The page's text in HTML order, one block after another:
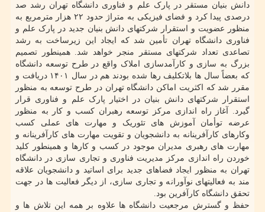
دانش بنیان مستقر در پارک علم و فناوری دانشگاه تهران رشد صد
درصدی پیدا کرد و فضای فیزیکی به متراژ حدود ۲۲ هزار مترمربع به
منظور عضویت و استقرار شرکتهای دانش بنیان جدید در پارک علم و
فناوری دانشگاه تهران تأمین شد که ایجاد این زیرساخت به رشد
تصاعدی تعداد شرکتهای مستقر منجر خواهد شد. همینطور تصمیم
بزرگ به سازی و کارآمدسازی املاک واقع در طرح توسعه دانشگاه
که بعضاً سال ها بلاتکلیف رها شده بودند هم در سال ۱۴۰۱ دریافت و
مقرر شد که اکثریت اماکن دانشگاه تهران در طرح توسعه به منظور
استقرار شرکتهای دانش بنیان در اختیار پارک علم و فناوری قرار
گیرد. آغاز راه اندازی مرکز توسعه رهبران کسب و کار به منظور
عرضه توأمان آموزش های تئوریک و مهارت های عملی کسب
وکارهای کارآفرینانه به دانشجویان و تقویت مهارت های کارآفرینانه و
مهارت های رهبری مدیران موجود در کسب و کارها و همینطور کلید
خوردن راه اندازی مرکز مدیریت فناوری و تجاری سازی در دانشگاه
تهران به منظور ایجاد فضاهای جدید برای اساتید و دانشجویان علاقه
مند به فعالیتهای نوآورانه و تجاری سازی، از دیگر فعالیت ها در جهت
تحقق دانشگاه کارآفرین بود.
حفظ و گسترش مرجعیت دانشگاه ها علاوه بر همه این تلاش ها و